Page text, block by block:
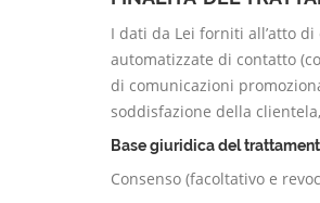
I dati da Lei forniti all’atto
automatizzate di contatto
di comunicazioni
soddisfazione della
Base giuridica del
Consenso (facoltativo e